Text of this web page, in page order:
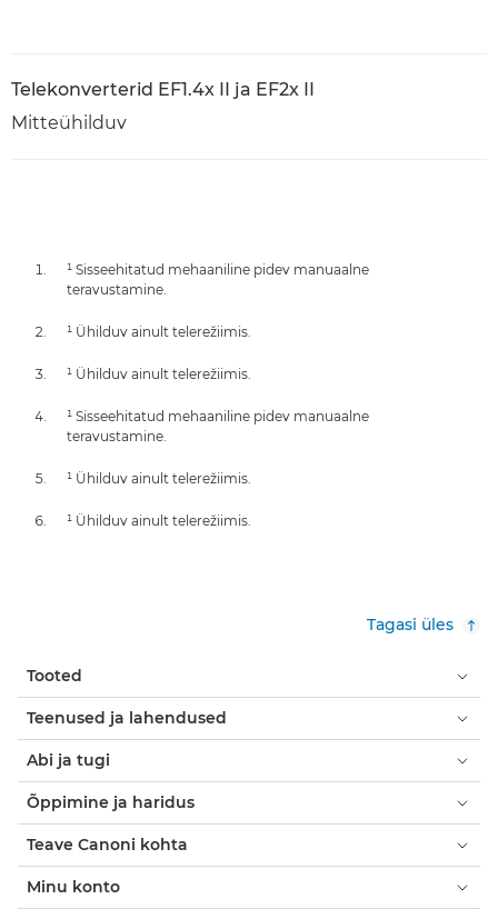
Telekonverterid EF1.4x II ja EF2x II
Mitteühilduv
¹ Sisseehitatud mehaaniline pidev manuaalne
teravustamine.
¹ Ühilduv ainult telerežiimis.
¹ Ühilduv ainult telerežiimis.
¹ Sisseehitatud mehaaniline pidev manuaalne
teravustamine.
¹ Ühilduv ainult telerežiimis.
¹ Ühilduv ainult telerežiimis.
Tagasi üles
Tooted
Teenused ja lahendused
Abi ja tugi
Õppimine ja haridus
Teave Canoni kohta
Minu konto